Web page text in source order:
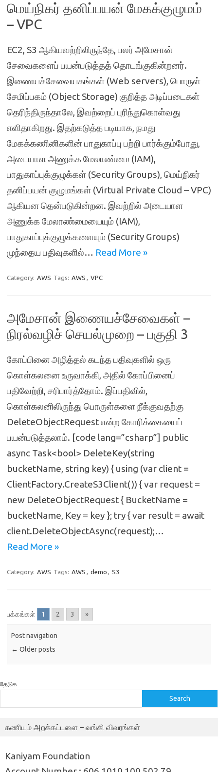
மெய்நிகர் தனிப்பயன் மேகக்குழுமம்
– VPC
EC2, S3 ஆகியவற்றிலிருந்தே, பலர் அமேசான்
சேவைகளைப் பயன்படுத்தத் தொடங்குகின்றனர்.
இணையச்சேவையகங்கள் (Web servers), பொருள்
சேமிப்பகம் (Object Storage) குறித்த அடிப்படைகள்
தெரிந்திருந்தாலே, இவற்றைப் புரிந்துகொள்வது
எளிதாகிறது. இதற்கடுத்த படியாக, நமது
மேகக்கணினிகளின் பாதுகாப்பு பற்றி பார்க்கும்போது,
அடையாள அணுக்க மேலாண்மை (IAM),
பாதுகாப்புக்குழுக்கள் (Security Groups), மெய்நிகர்
தனிப்பயன் குழுமங்கள் (Virtual Private Cloud – VPC)
ஆகியன தென்படுகின்றன. இவற்றில் அடையாள
அணுக்க மேலாண்மையையும் (IAM),
பாதுகாப்புக்குழுக்களையும் (Security Groups)
முந்தைய பதிவுகளில்… Read More »
Category: AWS Tags: AWS , VPC
அமேசான் இணையச்சேவைகள் –
நிரல்வழிச் செயல்முறை – பகுதி 3
கோப்பினை அழித்தல் கடந்த பதிவுகளில் ஒரு
கொள்கலனை உருவாக்கி, அதில் கோப்பினைப்
பதிவேற்றி, சரிபார்த்தோம். இப்பதிவில்,
கொள்கலனிலிருந்து பொருள்களை நீக்குவதற்கு
DeleteObjectRequest என்ற கோரிக்கையைப்
பயன்படுத்தலாம். [code lang=”csharp”] public
async Task<bool> DeleteKey(string
bucketName, string key) { using (var client =
ClientFactory.CreateS3Client()) { var request =
new DeleteObjectRequest { BucketName =
bucketName, Key = key }; try { var result = await
client.DeleteObjectAsync(request);…
Read More »
Category: AWS Tags: AWS , demo , S3
பக்கங்கள் 1 2 3 »
Post navigation
← Older posts
தேடுக
Search
கணியம் அறக்கட்டளை – வங்கி விவரங்கள்
Kaniyam Foundation